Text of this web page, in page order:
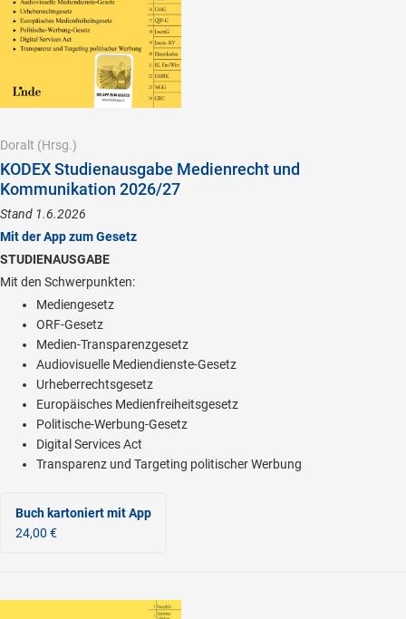
Doralt (Hrsg.)
KODEX Studienausgabe Medienrecht und
Kommunikation 2026/27
Stand 1.6.2026
Mit der App zum Gesetz
STUDIENAUSGABE
Mit den Schwerpunkten:
Mediengesetz
ORF-Gesetz
Medien-Transparenzgesetz
Audiovisuelle Mediendienste-Gesetz
Urheberrechtsgesetz
Europäisches Medienfreiheitsgesetz
Politische-Werbung-Gesetz
Digital Services Act
Transparenz und Targeting politischer Werbung
Buch kartoniertmit App
24,00 €